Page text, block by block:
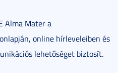
Alma Mater a
online hírleveleiben és
lehetőséget biztosít.